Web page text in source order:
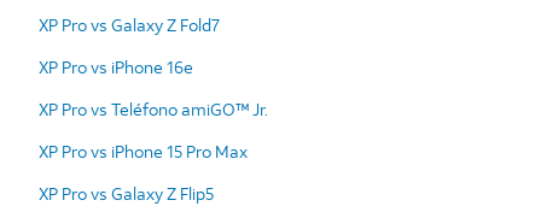
XP Pro vs Galaxy Z Fold7
XP Pro vs iPhone 16e
XP Pro vs Teléfono amiGO™ Jr.
XP Pro vs iPhone 15 Pro Max
XP Pro vs Galaxy Z Flip5